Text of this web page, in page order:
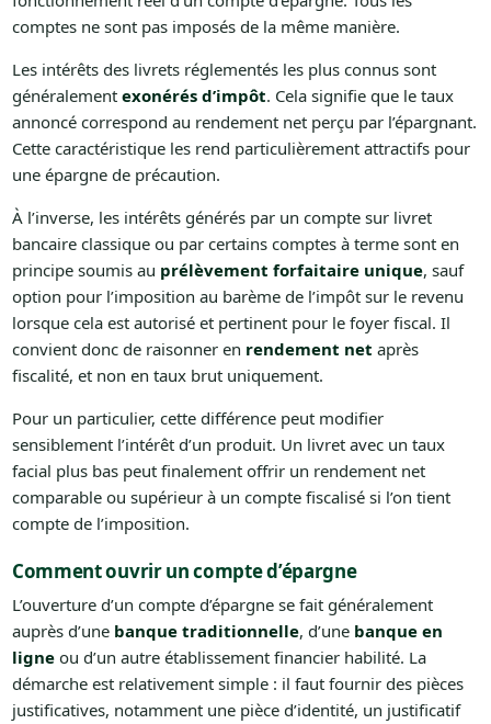
comptes ne sont pas imposés de la même manière.
Les intérêts des livrets réglementés les plus connus sont
généralement exonérés d’impôt. Cela signifie que le taux
annoncé correspond au rendement net perçu par l’épargnant.
Cette caractéristique les rend particulièrement attractifs pour
une épargne de précaution.
À l’inverse, les intérêts générés par un compte sur livret
bancaire classique ou par certains comptes à terme sont en
principe soumis au prélèvement forfaitaire unique, sauf
option pour l’imposition au barème de l’impôt sur le revenu
lorsque cela est autorisé et pertinent pour le foyer fiscal. Il
convient donc de raisonner en rendement net après
fiscalité, et non en taux brut uniquement.
Pour un particulier, cette différence peut modifier
sensiblement l’intérêt d’un produit. Un livret avec un taux
facial plus bas peut finalement offrir un rendement net
comparable ou supérieur à un compte fiscalisé si l’on tient
compte de l’imposition.
Comment ouvrir un compte d’épargne
L’ouverture d’un compte d’épargne se fait généralement
auprès d’une banque traditionnelle, d’une banque en
ligneou d’un autre établissement financier habilité. La
démarche est relativement simple : il faut fournir des pièces
justificatives, notamment une pièce d’identité, un justificatif